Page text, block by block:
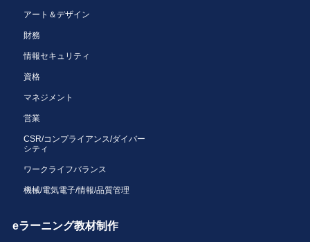
アート＆デザイン
財務
情報セキュリティ
資格
マネジメント
営業
CSR/コンプライアンス/ダイバー
シティ
ワークライフバランス
機械/電気電子/情報/品質管理
eラーニング教材制作